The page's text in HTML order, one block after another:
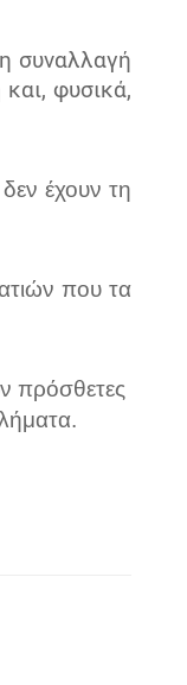
συναλλαγή
και, φυσικά,
έχουν τη
που τα
πρόσθετες